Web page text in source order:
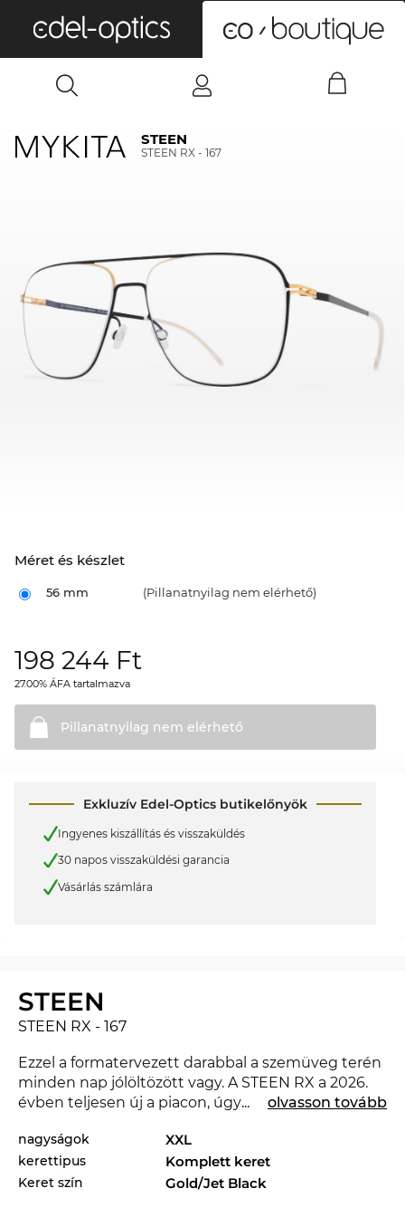
STEEN
STEEN RX - 167
Méret és készlet
56 mm (Pillanatnyilag nem elérhető)
198 244 Ft
27.00% ÁFA tartalmazva
Pillanatnyilag nem elérhető
Exkluzív Edel-Optics butikelőnyök
Ingyenes kiszállítás és visszaküldés
30 napos visszaküldési garancia
Vásárlás számlára
STEEN
STEEN RX - 167
Ezzel a formatervezett darabbal a szemüveg terén
minden nap jólöltözött vagy. A STEEN RX a 2026.
évben teljesen új a piacon, úgyhogy ezzel a
RX az Edel-Optics online boltban más stílusokban
is kapható a
2025. és 2026. évi
kollekcióiban.
... olvasson tovább
nagyságok XXL
kerettipus Komplett keret
Keret szín Gold/Jet Black